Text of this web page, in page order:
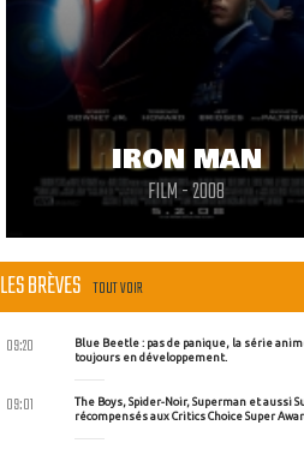
IRON MAN
FILM - 2008
LES BRÈVES TOUT VOIR
Blue Beetle : pas de panique, la série
toujours en développement.
09:20
The Boys, Spider-Noir, Superman et aussi
récompensés aux Critics Choice Super
09:01